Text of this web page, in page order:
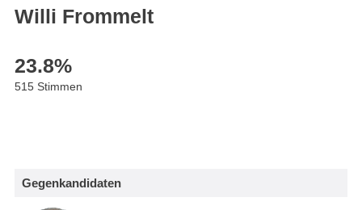
Willi Frommelt
23.8%
515 Stimmen
Gegenkandidaten